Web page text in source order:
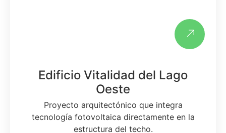
Edificio Vitalidad del Lago
Oeste
Proyecto arquitectónico que integra
tecnología fotovoltaica directamente en la
estructura del techo.